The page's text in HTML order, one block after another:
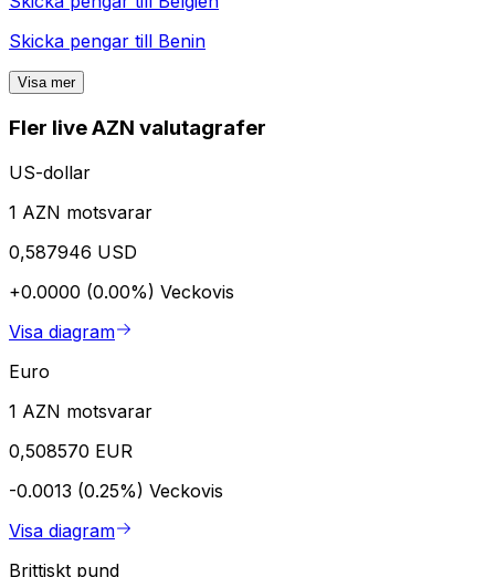
Skicka pengar till Benin
Visa mer
Fler live AZN valutagrafer
US-dollar
1 AZN motsvarar
0,587946 USD
+0.0000 (0.00%) Veckovis
Visa diagram
Euro
1 AZN motsvarar
0,508570 EUR
-0.0013 (0.25%) Veckovis
Visa diagram
Brittiskt pund